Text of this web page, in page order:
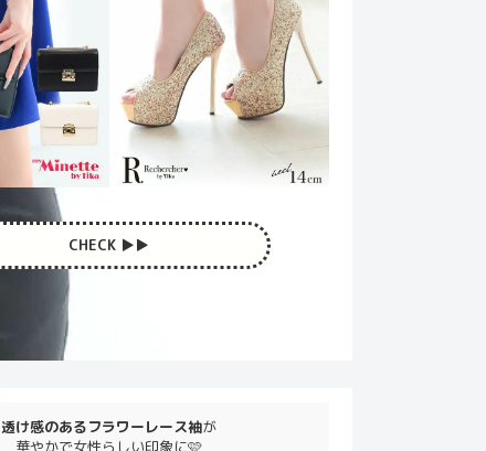
CHECK ▶︎▶︎
透け感のあるフラワーレース袖が
華やかで女性らしい印象に🩷